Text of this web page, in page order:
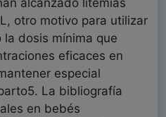
alcanzado litemias
otro motivo para utilizar
dosis mínima que
eficaces en
especial
La bibliografía
en bebés